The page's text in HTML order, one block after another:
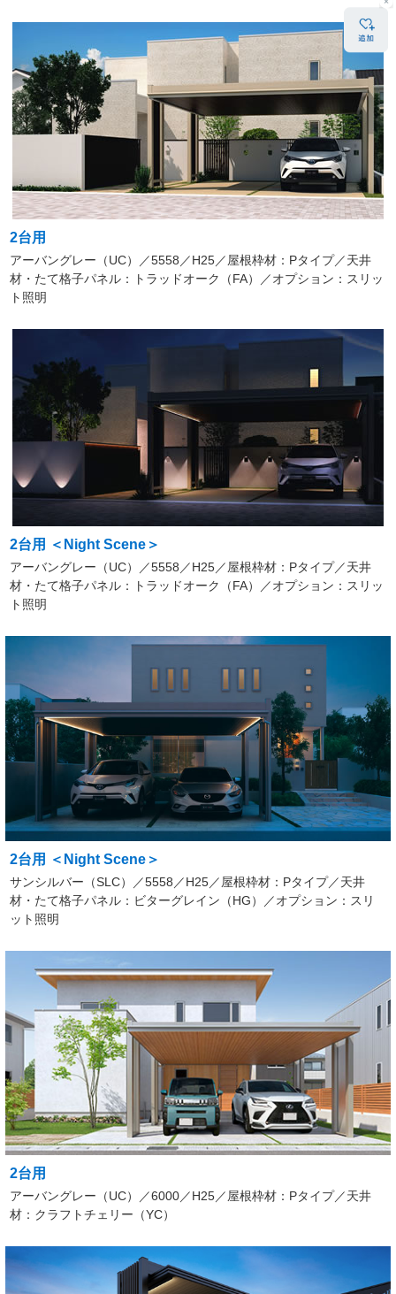
2台用
アーバングレー（UC）／5558／H25／屋根枠材：Pタイプ／天井
材・たて格子パネル：トラッドオーク（FA）／オプション：スリッ
ト照明
2台用 ＜Night Scene＞
アーバングレー（UC）／5558／H25／屋根枠材：Pタイプ／天井
材・たて格子パネル：トラッドオーク（FA）／オプション：スリッ
ト照明
2台用 ＜Night Scene＞
サンシルバー（SLC）／5558／H25／屋根枠材：Pタイプ／天井
材・たて格子パネル：ビターグレイン（HG）／オプション：スリ
ット照明
2台用
アーバングレー（UC）／6000／H25／屋根枠材：Pタイプ／天井
材：クラフトチェリー（YC）